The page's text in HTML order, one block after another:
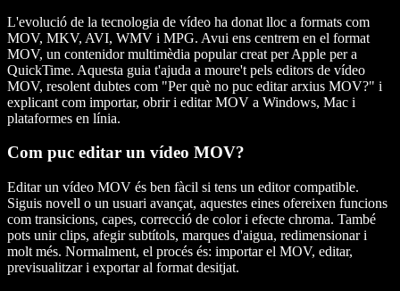
L'evolució de la tecnologia de vídeo ha donat lloc a formats com
MOV, MKV, AVI, WMV i MPG. Avui ens centrem en el format
MOV, un contenidor multimèdia popular creat per Apple per a
QuickTime. Aquesta guia t'ajuda a moure't pels editors de vídeo
MOV, resolent dubtes com "Per què no puc editar arxius MOV?" i
explicant com importar, obrir i editar MOV a Windows, Mac i
plataformes en línia.
Com puc editar un vídeo MOV?
Editar un vídeo MOV és ben fàcil si tens un editor compatible.
Siguis novell o un usuari avançat, aquestes eines ofereixen funcions
com transicions, capes, correcció de color i efecte chroma. També
pots unir clips, afegir subtítols, marques d'aigua, redimensionar i
molt més. Normalment, el procés és: importar el MOV, editar,
previsualitzar i exportar al format desitjat.